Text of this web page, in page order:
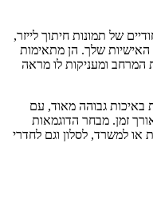
של תמונות חיתוך לייזר,
שלך. הן מתאימות
ומעניקות לו מראה
באיכות גבוהה מאוד, עם
זמן. מבחר הדוגמאות
למשרד, לסלון וגם לחדרי